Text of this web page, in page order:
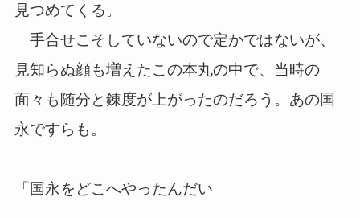
見つめてくる。
手合せこそしていないので定かではないが、
見知らぬ顔も増えたこの本丸の中で、当時の
面々も随分と錬度が上がったのだろう。あの国
永ですらも。
「国永をどこへやったんだい」